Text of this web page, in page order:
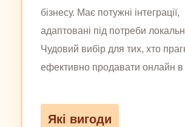
бізнесу. Має потужні інтеграції,
адаптовані під потреби
Чудовий вибір для тих, хто
ефективно продавати онлайн в
Які вигоди